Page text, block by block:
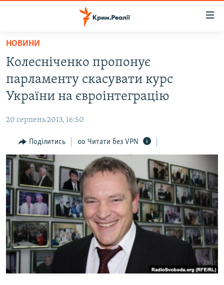
Перейти
основного
матеріалу
Перейти
до
основної
навігації
Перейти
до
пошуку
ВІДЕО ТА ФОТО
БЛОГИ
ПОГЛЯД
ІНТЕРВ'Ю
ВСЕ ЗА ДЕНЬ
СПЕЦПРОЕКТИ
ДЕПОРТАЦІЯ
ВІДЕОУРОКИ «ELIFBE»
СВІДЧЕННЯ ОКУПАЦІЇ
УКРАЇНСЬКА ПРОБЛЕМА КРИМУ
ЯК ОБІЙТИ БЛОКУВАННЯ
Русский
Qırımtatar
НОВИНИ
Колесніченко пропонує
парламенту скасувати курс
України на євроінтеграцію
20 серпень 2013, 16:50
Поділитись Читати без VPN